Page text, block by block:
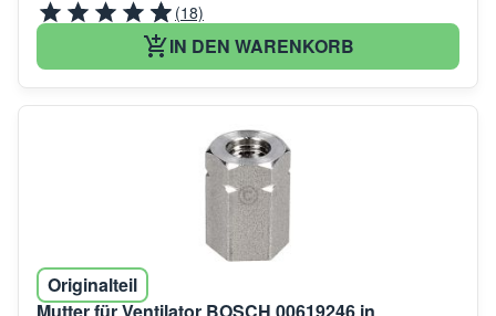
(18)
IN DEN WARENKORB
Originalteil